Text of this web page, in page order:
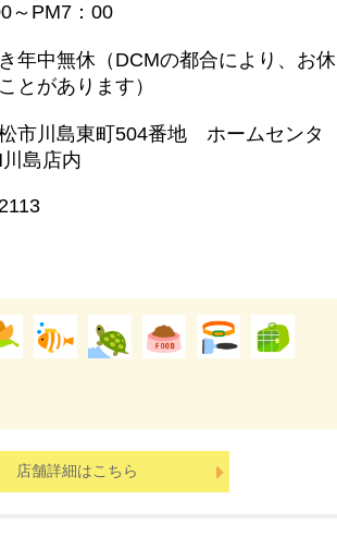
～PM7：00
年中無休（DCMの都合により、お休
とがあります）
市川島東町504番地 ホームセンタ
島店内
店舗詳細はこちら